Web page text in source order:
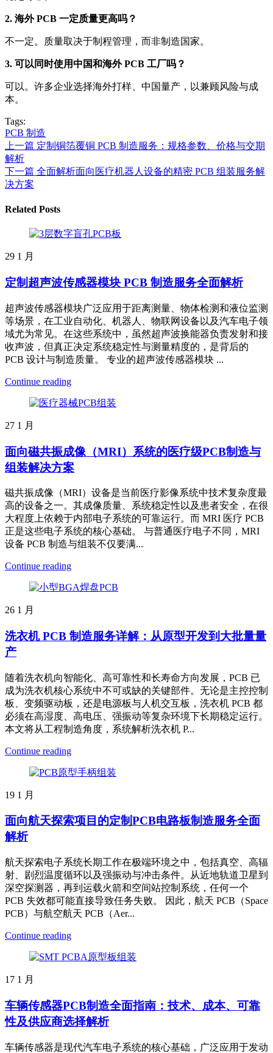
2. 海外 PCB 一定质量更高吗？
不一定。质量取决于制程管理，而非制造国家。
3. 可以同时使用中国和海外 PCB 工厂吗？
可以。许多企业选择海外打样、中国量产，以兼顾风险与成
本。
Tags:
PCB 制造
上一篇 定制铜箔覆铜 PCB 制造服务：规格参数、价格与交期
解析
下一篇 全面解析面向医疗机器人设备的精密 PCB 组装服务解
决方案
Related Posts
29 1 月
定制超声波传感器模块 PCB 制造服务全面解析
超声波传感器模块广泛应用于距离测量、物体检测和液位监测
等场景，在工业自动化、机器人、物联网设备以及汽车电子领
域尤为常见。在这些系统中，虽然超声波换能器负责发射和接
收声波，但真正决定系统稳定性与测量精度的，是背后的
PCB 设计与制造质量。 专业的超声波传感器模块 ...
Continue reading
27 1 月
面向磁共振成像（MRI）系统的医疗级PCB制造与
组装解决方案
磁共振成像（MRI）设备是当前医疗影像系统中技术复杂度最
高的设备之一。其成像质量、系统稳定性以及患者安全，在很
大程度上依赖于内部电子系统的可靠运行。而 MRI 医疗 PCB
正是这些电子系统的核心基础。 与普通医疗电子不同，MRI
设备 PCB 制造与组装不仅要满...
Continue reading
26 1 月
洗衣机 PCB 制造服务详解：从原型开发到大批量量
产
随着洗衣机向智能化、高可靠性和长寿命方向发展，PCB 已
成为洗衣机核心系统中不可或缺的关键部件。无论是主控控制
板、变频驱动板，还是电源板与人机交互板，洗衣机 PCB 都
必须在高湿度、高电压、强振动等复杂环境下长期稳定运行。
本文将从工程制造角度，系统解析洗衣机 P...
Continue reading
19 1 月
面向航天探索项目的定制PCB电路板制造服务全面
解析
航天探索电子系统长期工作在极端环境之中，包括真空、高辐
射、剧烈温度循环以及强振动与冲击条件。从近地轨道卫星到
深空探测器，再到运载火箭和空间站控制系统，任何一个
PCB 失效都可能直接导致任务失败。 因此，航天 PCB（Space
PCB）与航空航天 PCB（Aer...
Continue reading
17 1 月
车辆传感器PCB制造全面指南：技术、成本、可靠
性及供应商选择解析
车辆传感器是现代汽车电子系统的核心基础，广泛应用于发动